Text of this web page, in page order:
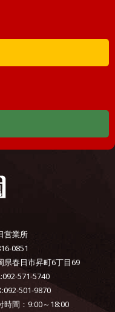
営業所
0851
県春日市昇町6丁目69
571-5740
501-9870
時間：9:00～18:00